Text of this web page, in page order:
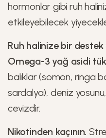
hormonlar gibi ruh
etkileyebilecek
Ruh halinize bir
Omega-3 yağ asidi
balıklar (somon, ringa
sardalya), deniz
cevizdir.
Nikotinden kaçının.